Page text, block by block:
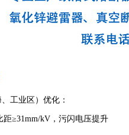
工业区）优化：
≥31mm/kV，污闪电压提升